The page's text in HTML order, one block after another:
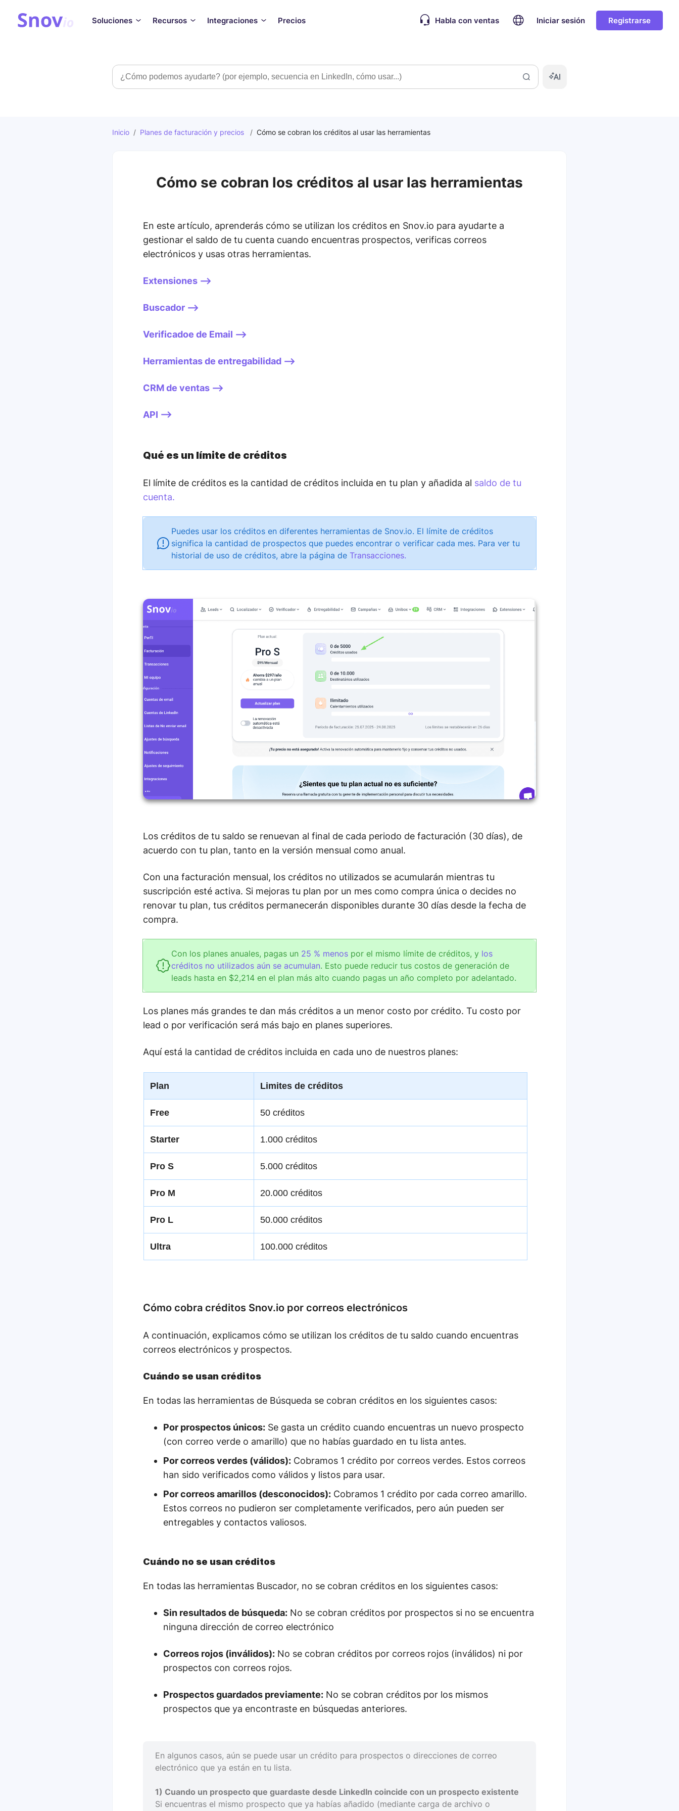
Soluciones Recursos Integraciones Precios Habla con ventas Iniciar sesión Registrarse
Búsqueda
Inicio / Planes de facturación y precios / Cómo se cobran los créditos al usar las herramientas
Cómo se cobran los créditos al usar las herramientas
En este artículo, aprenderás cómo se utilizan los créditos en Snov.io para ayudarte a
gestionar el saldo de tu cuenta cuando encuentras prospectos, verificas correos
electrónicos y usas otras herramientas.
Extensiones -->
Buscador -->
Verificadoe de Email -->
Herramientas de entregabilidad -->
CRM de ventas -->
API -->
Qué es un límite de créditos
El límite de créditos es la cantidad de créditos incluida en tu plan y añadida al saldo de tu
cuenta.
Puedes usar los créditos en diferentes herramientas de Snov.io. El límite de créditos
significa la cantidad de prospectos que puedes encontrar o verificar cada mes. Para ver tu
historial de uso de créditos, abre la página de Transacciones.
Los créditos de tu saldo se renuevan al final de cada periodo de facturación (30 días), de
acuerdo con tu plan, tanto en la versión mensual como anual.
Con una facturación mensual, los créditos no utilizados se acumularán mientras tu
suscripción esté activa. Si mejoras tu plan por un mes como compra única o decides no
renovar tu plan, tus créditos permanecerán disponibles durante 30 días desde la fecha de
compra.
Con los planes anuales, pagas un 25 % menos por el mismo límite de créditos, y los
créditos no utilizados aún se acumulan. Esto puede reducir tus costos de generación de
leads hasta en $2,214 en el plan más alto cuando pagas un año completo por adelantado.
Los planes más grandes te dan más créditos a un menor costo por crédito. Tu costo por
lead o por verificación será más bajo en planes superiores.
Aquí está la cantidad de créditos incluida en cada uno de nuestros planes:
Plan Limites de créditos
Free 50 créditos
Starter 1.000 créditos
Pro S 5.000 créditos
Pro M 20.000 créditos
Pro L 50.000 créditos
Ultra 100.000 créditos
Cómo cobra créditos Snov.io por correos electrónicos
A continuación, explicamos cómo se utilizan los créditos de tu saldo cuando encuentras
correos electrónicos y prospectos.
Cuándo se usan créditos
En todas las herramientas de Búsqueda se cobran créditos en los siguientes casos:
Por prospectos únicos: Se gasta un crédito cuando encuentras un nuevo prospecto
(con correo verde o amarillo) que no habías guardado en tu lista antes.
Por correos verdes (válidos): Cobramos 1 crédito por correos verdes. Estos correos
han sido verificados como válidos y listos para usar.
Por correos amarillos (desconocidos): Cobramos 1 crédito por cada correo amarillo.
Estos correos no pudieron ser completamente verificados, pero aún pueden ser
entregables y contactos valiosos.
Cuándo no se usan créditos
En todas las herramientas Buscador, no se cobran créditos en los siguientes casos:
Sin resultados de búsqueda: No se cobran créditos por prospectos si no se encuentra
ninguna dirección de correo electrónico
Correos rojos (inválidos): No se cobran créditos por correos rojos (inválidos) ni por
prospectos con correos rojos.
Prospectos guardados previamente: No se cobran créditos por los mismos
prospectos que ya encontraste en búsquedas anteriores.
En algunos casos, aún se puede usar un crédito para prospectos o direcciones de correo
electrónico que ya están en tu lista.
1) Cuando un prospecto que guardaste desde LinkedIn coincide con un prospecto existente
Si encuentras el mismo prospecto que ya habías añadido (mediante carga de archivo o